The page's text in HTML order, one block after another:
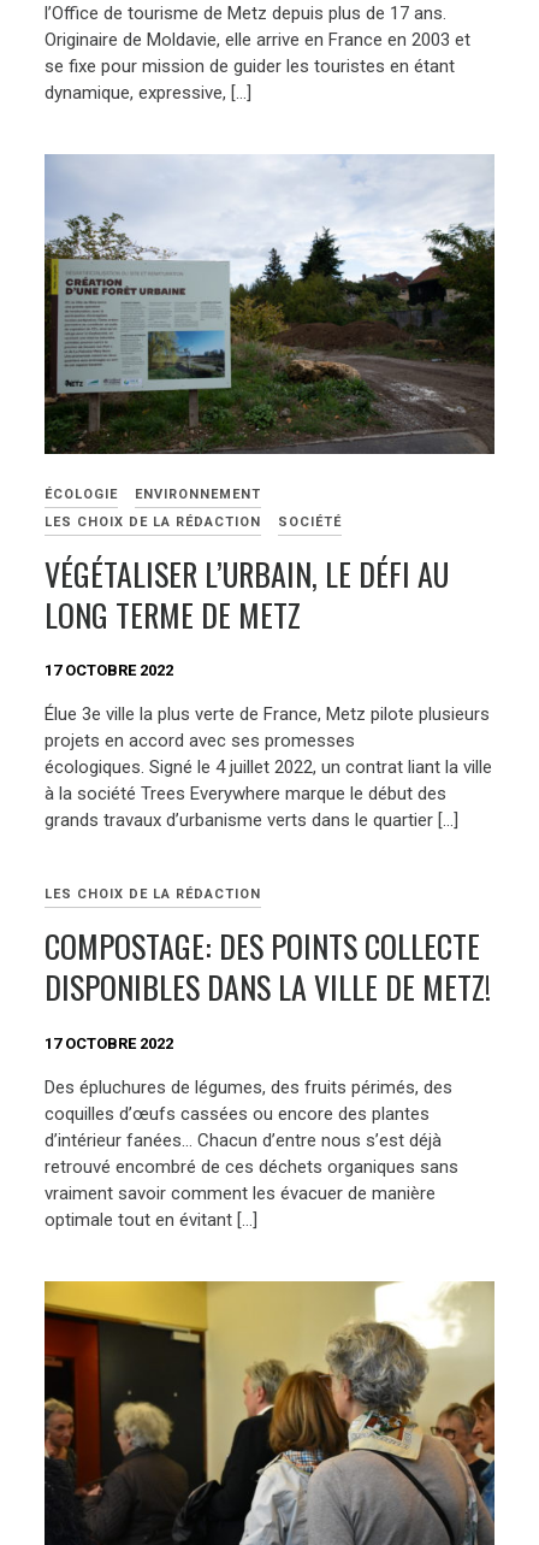
l’Office de tourisme de Metz depuis plus de 17 ans.
Originaire de Moldavie, elle arrive en France en 2003 et
se fixe pour mission de guider les touristes en étant
dynamique, expressive, […]
ÉCOLOGIE
ENVIRONNEMENT
LES CHOIX DE LA RÉDACTION
SOCIÉTÉ
VÉGÉTALISER L’URBAIN, LE DÉFI AU
LONG TERME DE METZ
17 OCTOBRE 2022
Élue 3e ville la plus verte de France, Metz pilote plusieurs
projets en accord avec ses promesses
écologiques. Signé le 4 juillet 2022, un contrat liant la ville
à la société Trees Everywhere marque le début des
grands travaux d’urbanisme verts dans le quartier […]
LES CHOIX DE LA RÉDACTION
COMPOSTAGE: DES POINTS COLLECTE
DISPONIBLES DANS LA VILLE DE METZ!
17 OCTOBRE 2022
Des épluchures de légumes, des fruits périmés, des
coquilles d’œufs cassées ou encore des plantes
d’intérieur fanées… Chacun d’entre nous s’est déjà
retrouvé encombré de ces déchets organiques sans
vraiment savoir comment les évacuer de manière
optimale tout en évitant […]